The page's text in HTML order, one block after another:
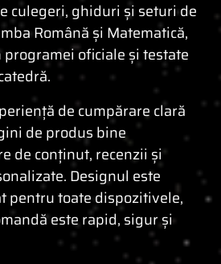
culegeri, ghiduri și seturi de
Română și Matematică,
oficiale și testate
de cumpărare clară
de produs bine
de conținut, recenzii și
Designul este
pentru toate dispozitivele,
este rapid, sigur și